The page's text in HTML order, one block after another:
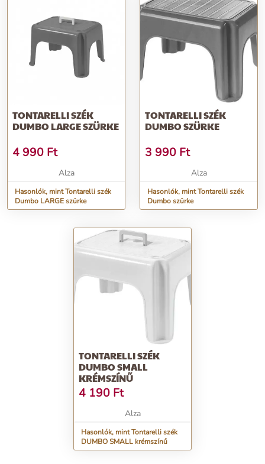
TONTARELLI SZÉK
DUMBO LARGE SZÜRKE
4 990 Ft
Alza
Hasonlók, mint Tontarelli szék
Dumbo LARGE szürke
TONTARELLI SZÉK
DUMBO SZÜRKE
3 990 Ft
Alza
Hasonlók, mint Tontarelli szék
Dumbo szürke
TONTARELLI SZÉK
DUMBO SMALL
KRÉMSZÍNŰ
4 190 Ft
Alza
Hasonlók, mint Tontarelli szék
DUMBO SMALL krémszínű